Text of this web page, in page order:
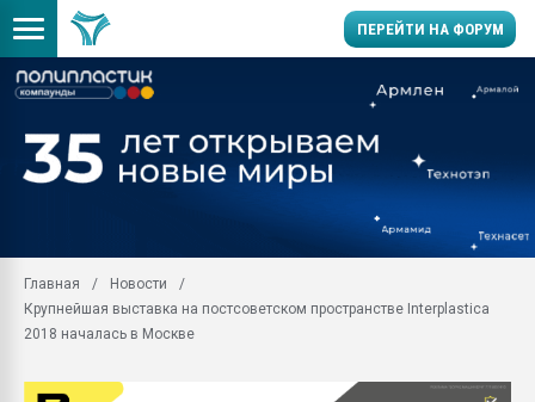
ПЕРЕЙТИ НА ФОРУМ
производство SPC
заводу пластмасс"
Главная
Новости
Крупнейшая выставка на постсоветском пространстве Interplastica
2018 началась в Москве